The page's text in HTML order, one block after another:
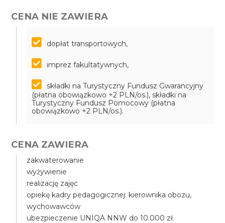
CENA NIE ZAWIERA
dopłat transportowych,
imprez fakultatywnych,
składki na Turystyczny Fundusz Gwarancyjny
(płatna obowiązkowo +2 PLN/os.), składki na
Turystyczny Fundusz Pomocowy (płatna
obowiązkowo +2 PLN/os.).
CENA ZAWIERA
zakwaterowanie
wyżywienie
realizację zajęć
opiekę kadry pedagogicznej: kierownika obozu,
wychowawców
ubezpieczenie UNIQA NNW do 10.000 zł.